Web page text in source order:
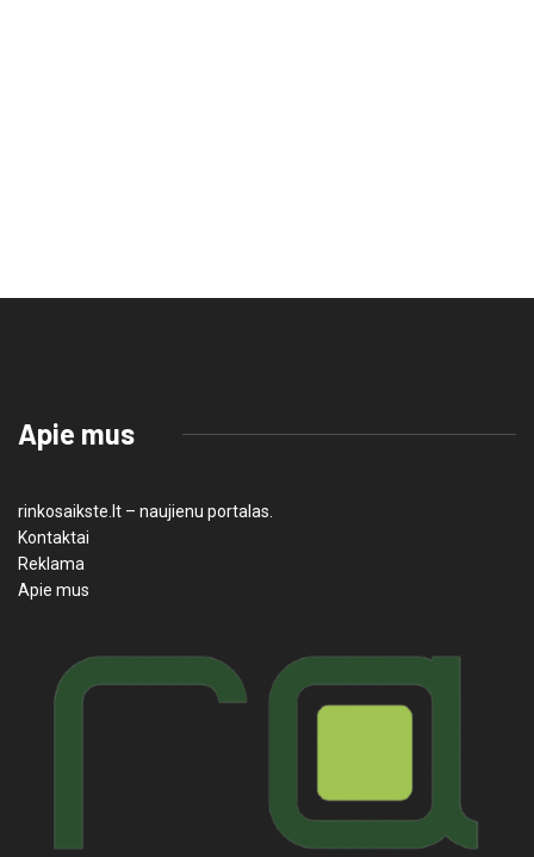
Apie mus
rinkosaikste.lt – naujienu portalas.
Kontaktai
Reklama
Apie mus